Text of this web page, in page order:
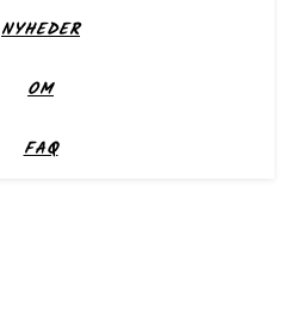
NYHEDER
OM
FAQ